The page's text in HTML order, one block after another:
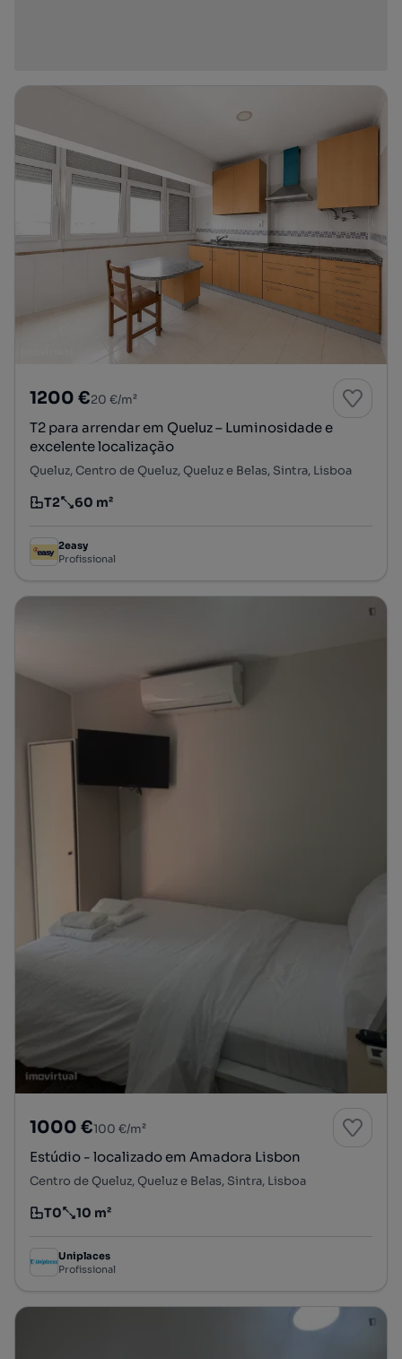
1200 €20 €/m²
T2 para arrendar em Queluz – Luminosidade e
excelente localização
Queluz, Centro de Queluz, Queluz e Belas, Sintra, Lisboa
Tipologia
T2
Preço por metro quadrado
60 m²
2easy
Profissional
1000 €100 €/m²
Estúdio - localizado em Amadora Lisbon
Centro de Queluz, Queluz e Belas, Sintra, Lisboa
Tipologia
T0
Preço por metro quadrado
10 m²
Uniplaces
Profissional